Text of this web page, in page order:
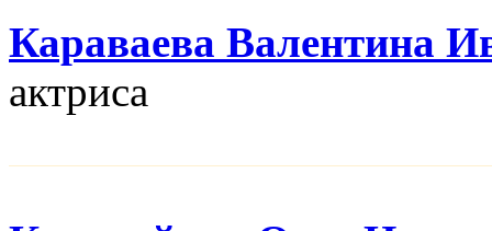
Караваева Валентина
актриса